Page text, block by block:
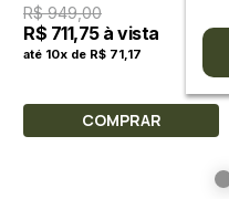
R$ 949,00
R$ 711,75 à vista
até 10x de R$ 71,17
COMPRAR